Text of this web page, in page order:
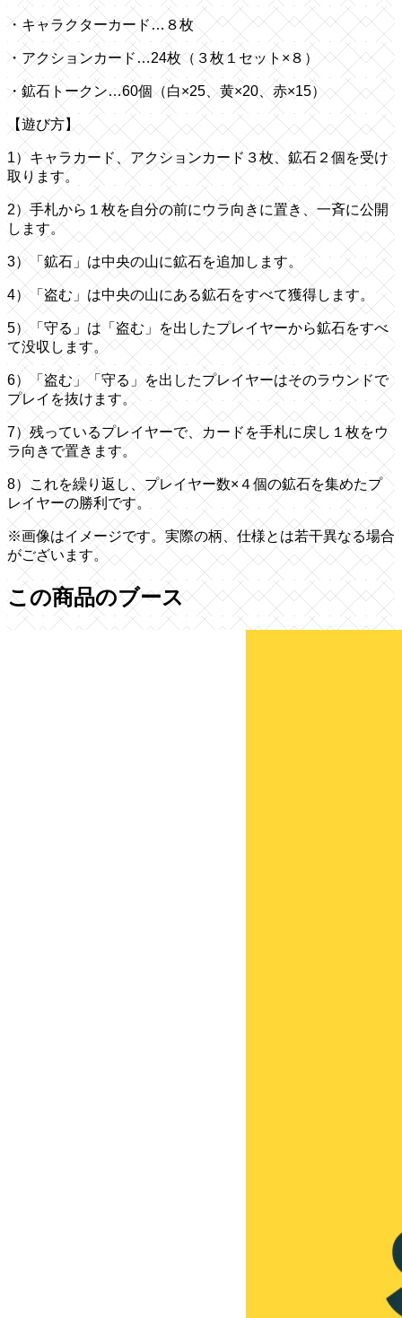
・キャラクターカード…８枚
・アクションカード…24枚（３枚１セット×８）
・鉱石トークン…60個（白×25、黄×20、赤×15）
【遊び方】
1）キャラカード、アクションカード３枚、鉱石２個を受け
取ります。
2）手札から１枚を自分の前にウラ向きに置き、一斉に公開
します。
3）「鉱石」は中央の山に鉱石を追加します。
4）「盗む」は中央の山にある鉱石をすべて獲得します。
5）「守る」は「盗む」を出したプレイヤーから鉱石をすべ
て没収します。
6）「盗む」「守る」を出したプレイヤーはそのラウンドで
プレイを抜けます。
7）残っているプレイヤーで、カードを手札に戻し１枚をウ
ラ向きで置きます。
8）これを繰り返し、プレイヤー数×４個の鉱石を集めたプ
レイヤーの勝利です。
※画像はイメージです。実際の柄、仕様とは若干異なる場合
がございます。
この商品のブース